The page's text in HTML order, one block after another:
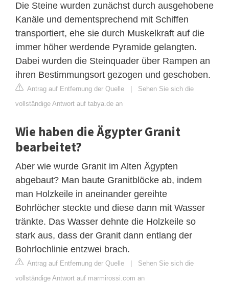
Die Steine wurden zunächst durch ausgehobene
Kanäle und dementsprechend mit Schiffen
transportiert, ehe sie durch Muskelkraft auf die
immer höher werdende Pyramide gelangten.
Dabei wurden die Steinquader über Rampen an
ihren Bestimmungsort gezogen und geschoben.
Antrag auf Entfernung der Quelle
Sehen Sie sich die
vollständige Antwort auf tabya.de an
Wie haben die Ägypter Granit
bearbeitet?
Aber wie wurde Granit im Alten Ägypten
abgebaut? Man baute Granitblöcke ab, indem
man Holzkeile in aneinander gereihte
Bohrlöcher steckte und diese dann mit Wasser
tränkte. Das Wasser dehnte die Holzkeile so
stark aus, dass der Granit dann entlang der
Bohrlochlinie entzwei brach.
Antrag auf Entfernung der Quelle
Sehen Sie sich die
vollständige Antwort auf marmirossi.com an